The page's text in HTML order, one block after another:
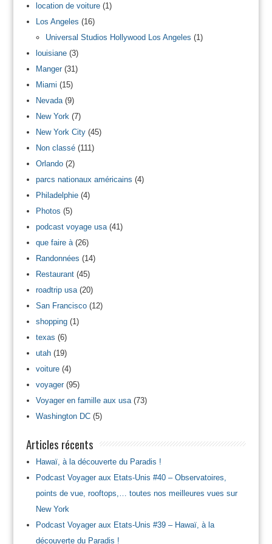
location de voiture(1)
Los Angeles (16)
Universal Studios Hollywood Los Angeles (1)
louisiane(3)
Manger(31)
Miami (15)
Nevada(9)
New York (7)
New York City(45)
Non classé(111)
Orlando(2)
parcs nationaux américains (4)
Philadelphie(4)
Photos (5)
podcast voyage usa(41)
que faire à(26)
Randonnées (14)
Restaurant(45)
roadtrip usa(20)
San Francisco(12)
shopping(1)
texas (6)
utah(19)
voiture(4)
voyager(95)
Voyager en famille aux usa(73)
Washington DC(5)
Articles récents
Hawaï, à la découverte du Paradis !
Podcast Voyager aux Etats-Unis #40 – Observatoires,
points de vue, rooftops,… toutes nos meilleures vues sur
New York
Podcast Voyager aux Etats-Unis #39 – Hawaï, à la
découverte du Paradis !